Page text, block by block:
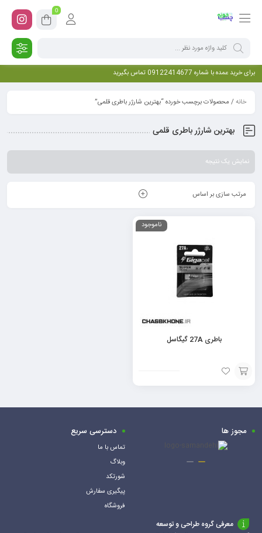
0
برای خرید عمده با شماره 09122414677 تماس بگیرید
خانه/ محصولات برچسب خورده “بهترین شارژر باطری قلمی”
بهترین شارژر باطری قلمی
نمایش یک نتیجه
مرتب سازی بر اساس
ناموجود
باطری 27A گیگاسل
افزودن
به
مجوز ها دسترسی سریع
تماس با ما
وبلاگ
شورتکد
پیگیری سفارش
فروشگاه
معرفی گروه طراحی و توسعه